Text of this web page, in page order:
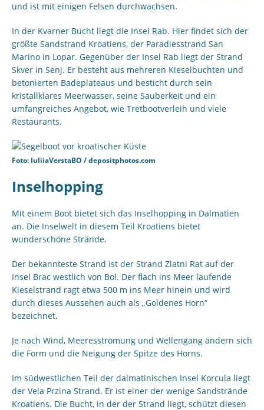
und ist mit einigen Felsen durchwachsen.
In der Kvarner Bucht liegt die Insel Rab. Hier findet sich der
größte Sandstrand Kroatiens, der Paradiesstrand San
Marino in Lopar. Gegenüber der Insel Rab liegt der Strand
Skver in Senj. Er besteht aus mehreren Kieselbuchten und
betonierten Badeplateaus und besticht durch sein
kristallklares Meerwasser, seine Sauberkeit und ein
umfangreiches Angebot, wie Tretbootverleih und viele
Restaurants.
Foto: IuliiaVerstaBO / depositphotos.com
Inselhopping
Mit einem Boot bietet sich das Inselhopping in Dalmatien
an. Die Inselwelt in diesem Teil Kroatiens bietet
wunderschöne Strände.
Der bekannteste Strand ist der Strand Zlatni Rat auf der
Insel Brac westlich von Bol. Der flach ins Meer laufende
Kieselstrand ragt etwa 500 m ins Meer hinein und wird
durch dieses Aussehen auch als „Goldenes Horn“
bezeichnet.
Je nach Wind, Meeresströmung und Wellengang ändern sich
die Form und die Neigung der Spitze des Horns.
Im südwestlichen Teil der dalmatinischen Insel Korcula liegt
der Vela Przina Strand. Er ist einer der wenige Sandstrände
Kroatiens. Die Bucht, in der der Strand liegt, schützt diesen